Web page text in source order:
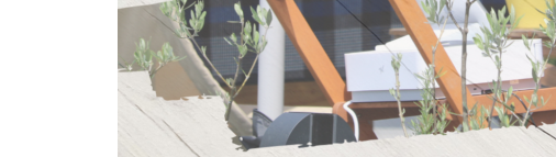
生監修 crea farmスタッフによ
るマイオリーブ鉢植え-
OLIVE JAPAN 2026で金賞受賞